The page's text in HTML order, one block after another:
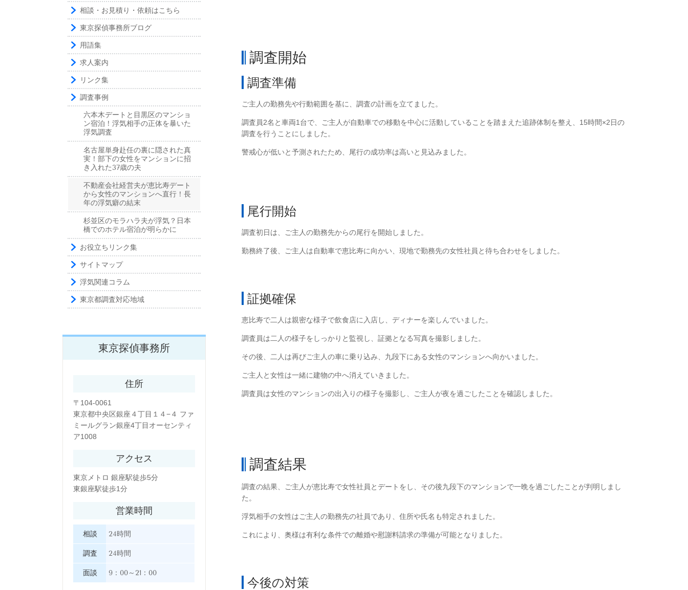
調査開始
調査準備
ご主人の勤務先や行動範囲を基に、調査の計画を立てました。
調査員2名と車両1台で、ご主人が自動車での移動を中心に活動していることを踏まえた追跡体制を整え、15時間×2日の
調査を行うことにしました。
警戒心が低いと予測されたため、尾行の成功率は高いと見込みました。
尾行開始
調査初日は、ご主人の勤務先からの尾行を開始しました。
勤務終了後、ご主人は自動車で恵比寿に向かい、現地で勤務先の女性社員と待ち合わせをしました。
証拠確保
恵比寿で二人は親密な様子で飲食店に入店し、ディナーを楽しんでいました。
調査員は二人の様子をしっかりと監視し、証拠となる写真を撮影しました。
その後、二人は再びご主人の車に乗り込み、九段下にある女性のマンションへ向かいました。
ご主人と女性は一緒に建物の中へ消えていきました。
調査員は女性のマンションの出入りの様子を撮影し、ご主人が夜を過ごしたことを確認しました。
調査結果
調査の結果、ご主人が恵比寿で女性社員とデートをし、その後九段下のマンションで一晩を過ごしたことが判明しまし
た。
浮気相手の女性はご主人の勤務先の社員であり、住所や氏名も特定されました。
これにより、奥様は有利な条件での離婚や慰謝料請求の準備が可能となりました。
今後の対策
相談・お見積り・依頼はこちら
東京探偵事務所ブログ
用語集
求人案内
リンク集
調査事例
六本木デートと目黒区のマンショ
ン宿泊！浮気相手の正体を暴いた
浮気調査
名古屋単身赴任の裏に隠された真
実！部下の女性をマンションに招
き入れた37歳の夫
不動産会社経営夫が恵比寿デート
から女性のマンションへ直行！長
年の浮気癖の結末
杉並区のモラハラ夫が浮気？日本
橋でのホテル宿泊が明らかに
お役立ちリンク集
サイトマップ
浮気関連コラム
東京都調査対応地域
東京探偵事務所
住所
〒104-0061
東京都中央区銀座４丁目１４−４ ファ
ミールグラン銀座4丁目オーセンティ
ア1008
アクセス
東京メトロ 銀座駅徒歩5分
東銀座駅徒歩1分
営業時間
相談 24時間
調査 24時間
面談 9：00～21：00